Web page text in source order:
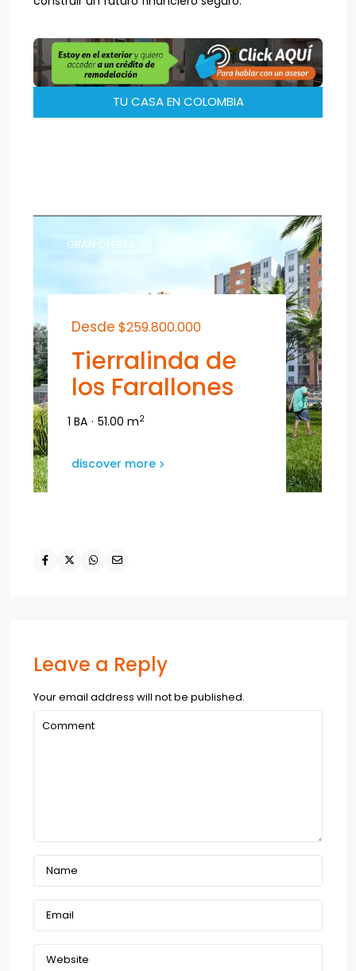
TU CASA EN COLOMBIA
GRAN OFERTA
Desde $259.800.000
Tierralinda de
los Farallones
1 BA · 51.00 m2
discover more
Leave a Reply
Your email address will not be published.